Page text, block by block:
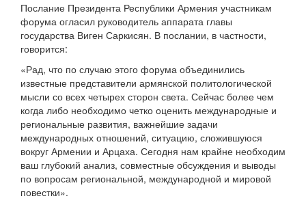
Послание Президента Республики Армения участникам
форума огласил руководитель аппарата главы
государства Виген Саркисян. В послании, в частности,
говорится:
«Рад, что по случаю этого форума объединились
известные представители армянской политологической
мысли со всех четырех сторон света. Сейчас более чем
когда либо необходимо четко оценить международные и
региональные развития, важнейшие задачи
международных отношений, ситуацию, сложившуюся
вокруг Армении и Арцаха. Сегодня нам крайне необходим
ваш глубокий анализ, совместные обсуждения и выводы
по вопросам региональной, международной и мировой
повестки».